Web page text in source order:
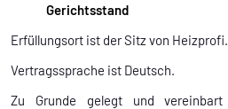
Gerichtsstand
Erfüllungsort ist der Sitz von Heizprofi.
Vertragssprache ist Deutsch.
Zu Grunde gelegt und